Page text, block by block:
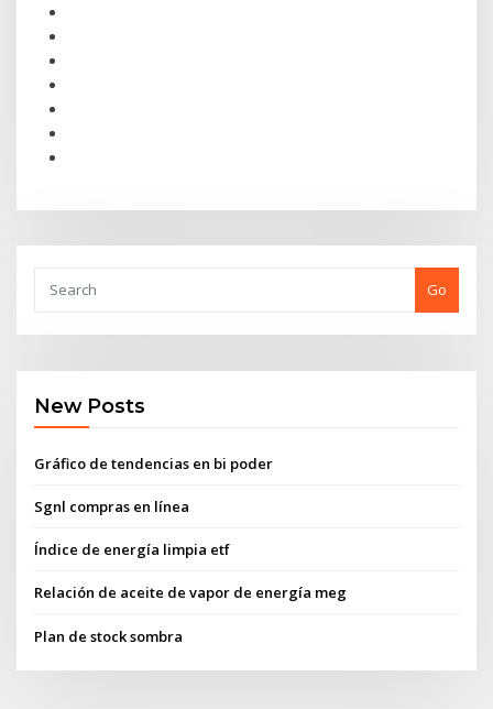
Go
New Posts
Gráfico de tendencias en bi poder
Sgnl compras en línea
Índice de energía limpia etf
Relación de aceite de vapor de energía meg
Plan de stock sombra